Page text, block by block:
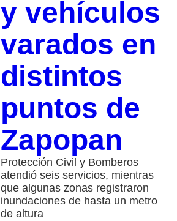
y vehículos
varados en
distintos
puntos de
Zapopan
Protección Civil y Bomberos
atendió seis servicios, mientras
que algunas zonas registraron
inundaciones de hasta un metro
de altura